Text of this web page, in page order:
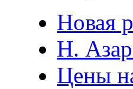
Новая
Н.
Цены